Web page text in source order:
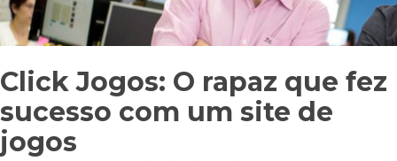
Click Jogos: O rapaz que fez
sucesso com um site de
jogos